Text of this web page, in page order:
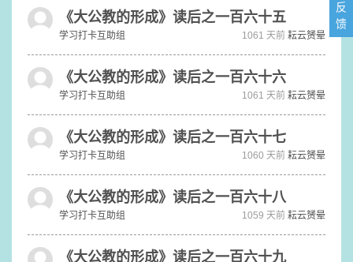
《大公教的形成》读后之一百六十五
学习打卡互助组 1061 天前 耘云赟晕
《大公教的形成》读后之一百六十六
学习打卡互助组 1061 天前 耘云赟晕
《大公教的形成》读后之一百六十七
学习打卡互助组 1060 天前 耘云赟晕
《大公教的形成》读后之一百六十八
学习打卡互助组 1059 天前 耘云赟晕
《大公教的形成》读后之一百六十九
反
馈